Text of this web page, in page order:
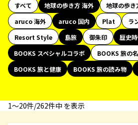
すべて 地球の歩き方 海外
地球の歩き
aruco 海外
aruco 国内 Plat
ラ
Resort Style
島旅 御朱印 歴史
BOOKS スペシャルコラボ
BOOKS 旅の
BOOKS 旅と健康
BOOKS 旅の読み物
1〜20件/262件中 を表示